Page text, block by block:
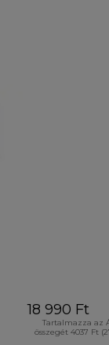
18 990 Ft
Tartalmazza az
összegét 4037 Ft